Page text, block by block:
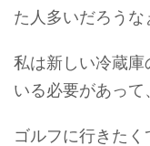
た人多いだろうな
私は新しい冷蔵
いる必要があって
ゴルフに行きたく